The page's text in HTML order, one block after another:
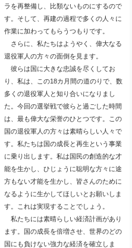
ラを再整備し、比類ないものにするので
す。そして、再建の過程で多くの人々に
作業に加わってもらうつもりです。
さらに、私たちはようやく、偉大なる
退役軍人の方々の面倒を見ます。
彼らは国に大きな忠誠を尽くしてお
り、私は、この18カ月間の道のりで、数
多くの退役軍人と知り合いになりまし
た。今回の選挙戦で彼らと過ごした時間
は、最も偉大な栄誉のひとつです。この
国の退役軍人の方々は素晴らしい人々で
す。私たちは国の成長と再生という事業
に乗り出します。私は国民の創造的な才
能を生かし、ひじょうに聡明な方々に途
方もない才能を生かし、皆さんのために
なるように生かしてほしいとお願いしま
す。これは実現することでしょう。
私たちには素晴らしい経済計画があり
ます。国の成長を倍増させ、世界のどの
国にも負けない強力な経済を確立しま